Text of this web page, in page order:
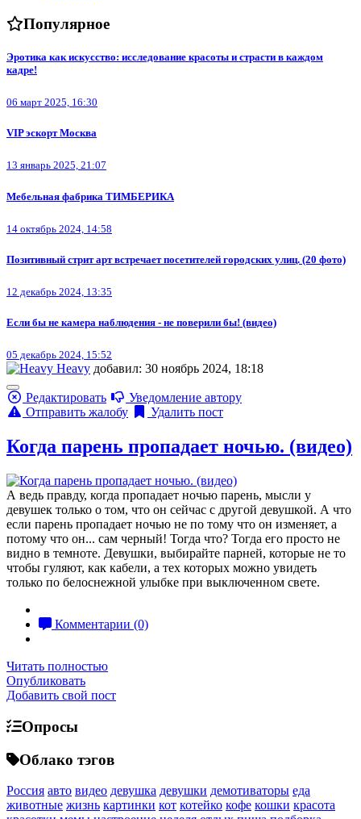
Популярное
Эротика как искусство: исследование красоты и страсти в каждом
кадре!
06 март 2025, 16:30
VIP эскорт Москва
13 январь 2025, 21:07
Мебельная фабрика ТИМБЕРИКА
14 октябрь 2024, 14:58
Позитивный стрит арт встречает посетителей городских улиц. (20 фото)
12 декабрь 2024, 13:35
Если бы не камера наблюдения - не поверили бы! (видео)
05 декабрь 2024, 15:52
Heavy добавил: 30 ноябрь 2024, 18:18
Редактировать
Уведомление автору
Отправить жалобу
Удалить пост
Когда парень пропадает ночью. (видео)
А ведь правду, когда пропадает ночью парень, мысли у
девушек только о том, что он сейчас с другой девушкой. А что
если парень пропадает ночью не по тому что он изменяет, а
потому что он... сам черный! Тогда что? Тогда его просто не
видно в темноте. Девушки, выбирайте парней, которые не то
чтобы гуляют, как кабели, а тех которых можно увидеть
только по белоснежной улыбке при выключенном свете.
Комментарии (0)
Читать полностью
Опубликовать
Добавить свой пост
Опросы
Облако тэгов
Россия авто видео девушка девушки демотиваторы еда
животные жизнь картинки кот котейко кофе кошки красота